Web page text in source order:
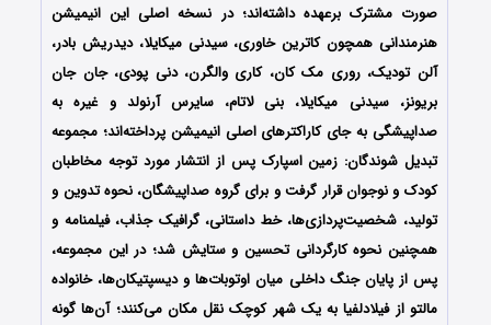
صورت مشترک برعهده داشته‌‌اند؛ در نسخه اصلی این انیمیشن
هنرمندانی همچون کاترین خاوری، سیدنی میکایلا، دیدریش بادر،
آلن تودیک، روری مک کان، کاری والگرن، دنی پودی، جان جان
بریونز، سیدنی میکایلا، بنی لاتام، سایرس آرنولد و غیره به
صداپیشگی به جای کاراکترهای اصلی انیمیشن پرداخته‌اند؛ مجموعه
تبدیل شوندگان: زمین اسپارک پس از انتشار مورد توجه مخاطبان
کودک و نوجوان قرار گرفت و برای گروه صداپیشگان، نحوه تدوین و
تولید، شخصیت‌پردازی‌ها، خط داستانی، گرافیک جذاب، فیلمنامه و
همچنین نحوه کارگردانی تحسین و ستایش شد؛ در این مجموعه،
پس از پایان جنگ داخلی میان اوتوبات‌ها و دیسپتیکان‌ها، خانواده
مالتو از فیلادلفیا به یک شهر کوچک نقل مکان می‌کنند؛ آن‌ها گونه